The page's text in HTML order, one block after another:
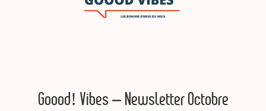
Goood! Vibes – Newsletter Octobre